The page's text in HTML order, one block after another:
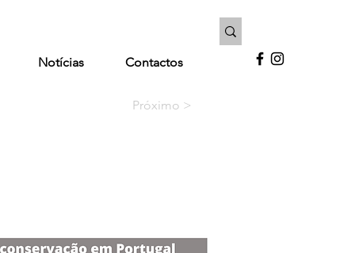
Notícias Contactos
Próximo >